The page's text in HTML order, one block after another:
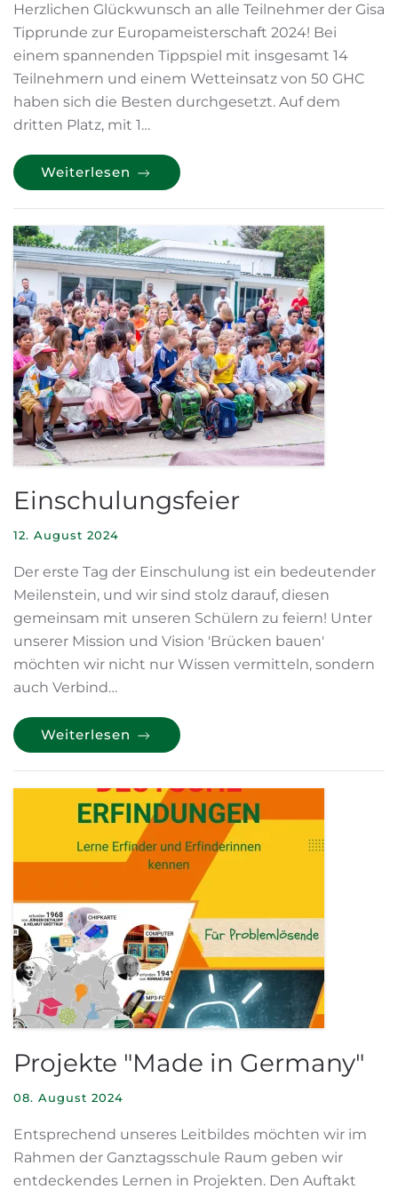
Herzlichen Glückwunsch an alle Teilnehmer der Gisa
Tipprunde zur Europameisterschaft 2024! Bei
einem spannenden Tippspiel mit insgesamt 14
Teilnehmern und einem Wetteinsatz von 50 GHC
haben sich die Besten durchgesetzt. Auf dem
dritten Platz, mit 1…
Weiterlesen
Einschulungsfeier
12. August 2024
Der erste Tag der Einschulung ist ein bedeutender
Meilenstein, und wir sind stolz darauf, diesen
gemeinsam mit unseren Schülern zu feiern! Unter
unserer Mission und Vision 'Brücken bauen'
möchten wir nicht nur Wissen vermitteln, sondern
auch Verbind…
Weiterlesen
Projekte "Made in Germany"
08. August 2024
Entsprechend unseres Leitbildes möchten wir im
Rahmen der Ganztagsschule Raum geben wir
entdeckendes Lernen in Projekten. Den Auftakt